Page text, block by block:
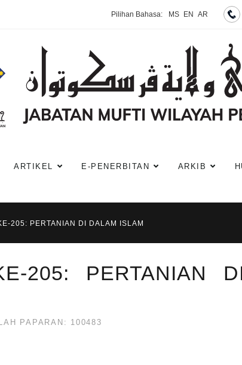
Pilihan Bahasa: MS EN AR
ARTIKEL E-PENERBITAN ARKIB
205: PERTANIAN DI DALAM ISLAM
205: PERTANIAN
PAPARAN: 100483